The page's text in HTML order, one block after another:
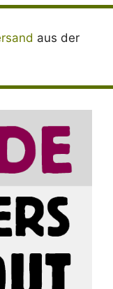
aus der